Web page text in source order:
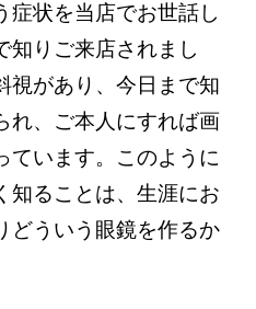
症状を当店でお世話し
知りご来店されまし
視があり、今日まで知
れ、ご本人にすれば画
ています。このように
知ることは、生涯にお
どういう眼鏡を作るか